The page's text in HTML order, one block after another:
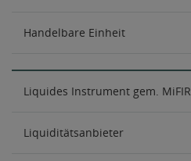
Handelbare Einheit
Liquides Instrument gem. MiFIR
Liquiditätsanbieter